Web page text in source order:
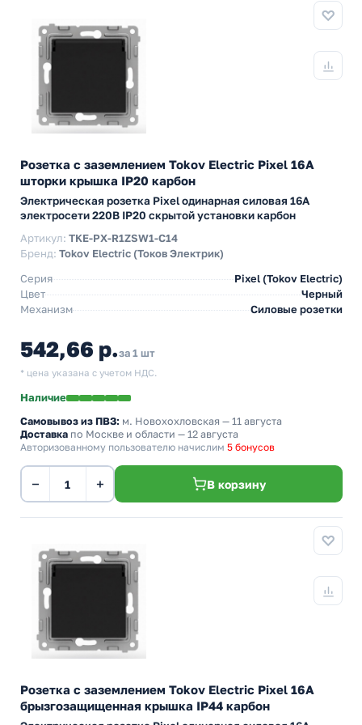
Розетка с заземлением Tokov Electric Pixel 16А
шторки крышка IP20 карбон
Электрическая розетка Pixel одинарная силовая 16А
электросети 220В IP20 скрытой установки карбон
Артикул: TKE-PX-R1ZSW1-C14
Бренд: Tokov Electric (Токов Электрик)
Серия
Pixel (Tokov Electric)
Цвет
Черный
Механизм
Силовые розетки
542,66 р.за 1 шт
* цена указана с учетом НДС.
Наличие
Самовывоз из ПВЗ: м. Новохохловская — 11 августа
Доставка по Москве и области — 12 августа
Авторизованному пользователю начислим 5 бонусов
− + В корзину
Розетка с заземлением Tokov Electric Pixel 16А
брызгозащищенная крышка IP44 карбон